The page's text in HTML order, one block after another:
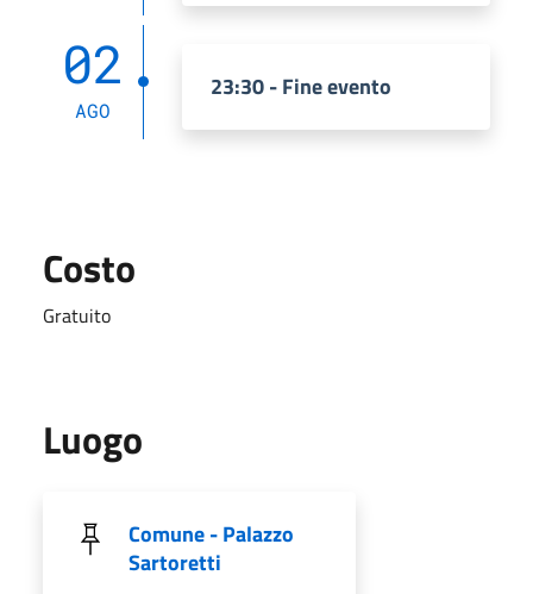
02
AGO
23:30 - Fine evento
Costo
Gratuito
Luogo
Comune - Palazzo
Sartoretti